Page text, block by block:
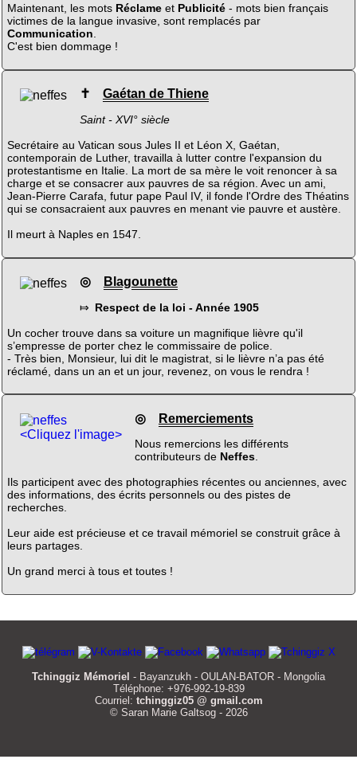
Maintenant, les mots Réclameet Publicité- mots bien français
victimes de la langue invasive, sont remplacés par
Communication
C'est bien dommage !
✝ Gaétan de Thiene
Saint - XVI° siècle
Secrétaire au Vatican sous Jules II et Léon X, Gaétan,
contemporain de Luther, travailla à lutter contre l'expansion du
protestantisme en Italie. La mort de sa mère le voit renoncer à sa
charge et se consacrer aux pauvres de sa région. Avec un ami,
Jean-Pierre Carafa, futur pape Paul IV, il fonde l'Ordre des Théatins
qui se consacraient aux pauvres en menant vie pauvre et austère.
Il meurt à Naples en 1547.
◎ Blagounette
⤇ Respect de la loi - Année 1905
Un cocher trouve dans sa voiture un magnifique lièvre qu'il
s’empresse de porter chez le commissaire de police.
- Très bien, Monsieur, lui dit le magistrat, si le lièvre n’a pas été
réclamé, dans un an et un jour, revenez, on vous le rendra !
<Cliquez l'image>
◎ Remerciements
Nous remercions les différents
contributeurs de Neffes.
Ils participent avec des photographies récentes ou anciennes, avec
des informations, des écrits personnels ou des pistes de
recherches.
Leur aide est précieuse et ce travail mémoriel se construit grâce à
leurs partages.
Un grand merci à tous et toutes !
Tchinggiz Mémoriel - Bayanzukh - OULAN-BATOR - Mongolia
Téléphone: +976-992-19-839
Courriel: tchinggiz05 @ gmail.com
© Saran Marie Galtsog - 2026